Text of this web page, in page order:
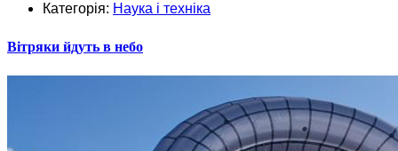
Категорія: Наука і техніка
Вітряки йдуть в небо